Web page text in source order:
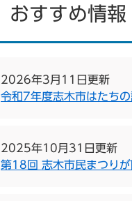
おすすめ情報
2026年3月11日更新
令和7年度志木市はたちの
2025年10月31日更新
第18回 志木市民まつりが